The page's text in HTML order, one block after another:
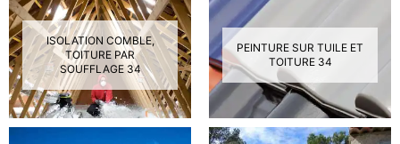
ISOLATION COMBLE,
TOITURE PAR
SOUFFLAGE 34
PEINTURE SUR TUILE ET
TOITURE 34